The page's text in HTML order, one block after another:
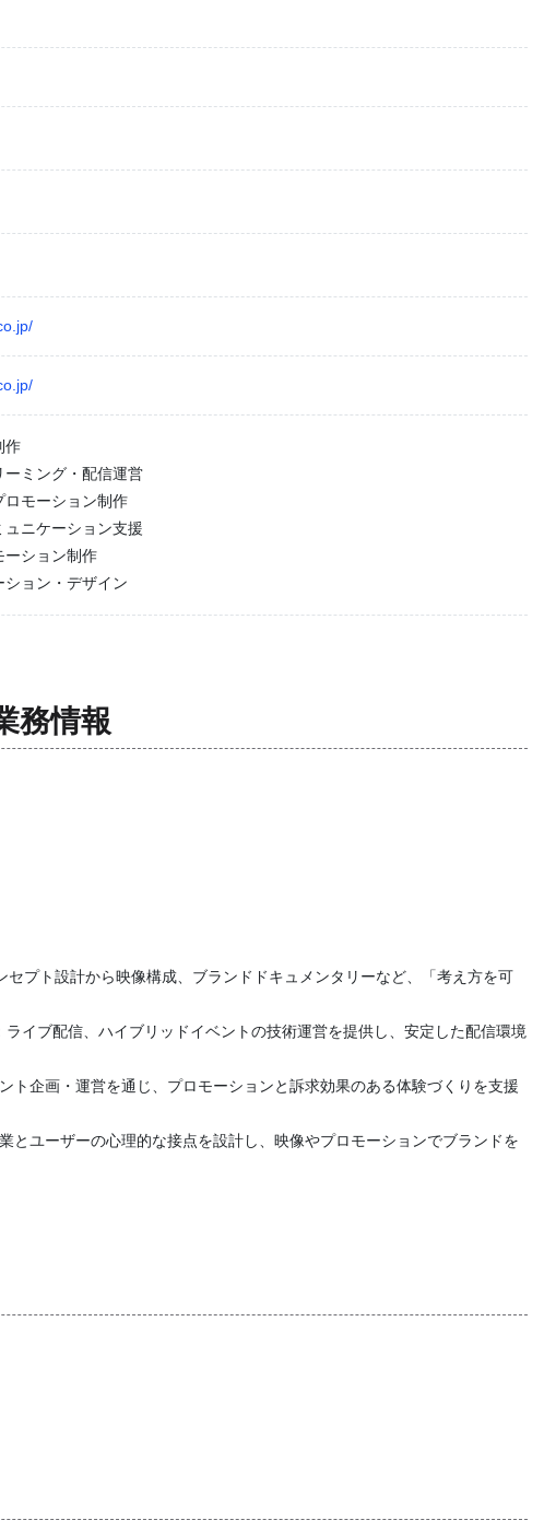
作
ーミング・配信運営
ロモーション制作
ュニケーション支援
ーション制作
ション・デザイン
務情報
セプト設計から映像構成、ブランドドキュメンタリーなど、「考え方を可
ライブ配信、ハイブリッドイベントの技術運営を提供し、安定した配信環境
ト企画・運営を通じ、プロモーションと訴求効果のある体験づくりを支援
とユーザーの心理的な接点を設計し、映像やプロモーションでブランドを